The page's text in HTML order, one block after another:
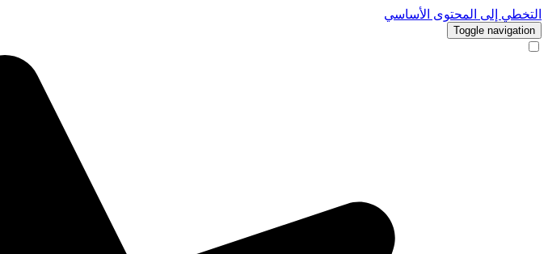
التخطي إلى المحتوى الأساسي
Toggle navigation